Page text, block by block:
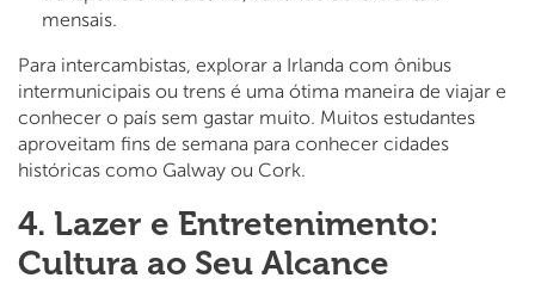
mensais.
Para intercambistas, explorar a Irlanda com ônibus
intermunicipais ou trens é uma ótima maneira de viajar e
conhecer o país sem gastar muito. Muitos estudantes
aproveitam fins de semana para conhecer cidades
históricas como Galway ou Cork.
4. Lazer e Entretenimento:
Cultura ao Seu Alcance